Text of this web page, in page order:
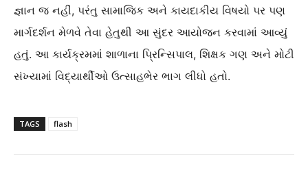
જ્ઞાન જ નહીં, પરંતુ સામાજિક અને કાયદાકીય વિષયો પર પણ
માર્ગદર્શન મેળવે તેવા હેતુથી આ સુંદર આયોજન કરવામાં આવ્યું
હતું. આ કાર્યક્રમમાં શાળાના પ્રિન્સિપાલ, શિક્ષક ગણ અને મોટી
સંખ્યામાં વિદ્યાર્થીઓ ઉત્સાહભેર ભાગ લીધો હતો.
TAGS flash